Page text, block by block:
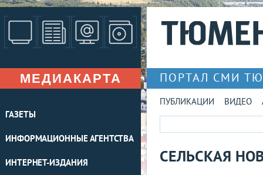
МЕДИАКАРТА
ГАЗЕТЫ
ИНФОРМАЦИОННЫЕ АГЕНТСТВА
ИНТЕРНЕТ-ИЗДАНИЯ
ПОРТАЛ СМИ
ПУБЛИКАЦИИ ВИДЕО
СЕЛЬСКАЯ